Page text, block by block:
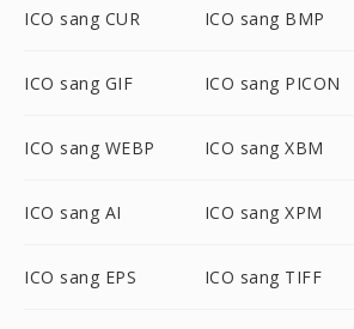
ICO sang CUR ICO sang BMP
ICO sang GIF ICO sang PICON
ICO sang WEBP ICO sang XBM
ICO sang AI ICO sang XPM
ICO sang EPS ICO sang TIFF